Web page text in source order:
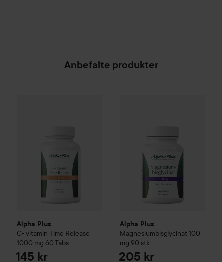
Anbefalte produkter
Alpha Plus
C- vitamin Time Release
1000 mg 60 Tabs
145 kr
Alpha Plus
Magnesiumbisglycinat 100
mg 90 stk
205 kr